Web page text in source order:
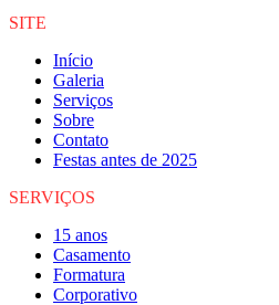
SITE
Início
Galeria
Serviços
Sobre
Contato
Festas antes de 2025
SERVIÇOS
15 anos
Casamento
Formatura
Corporativo